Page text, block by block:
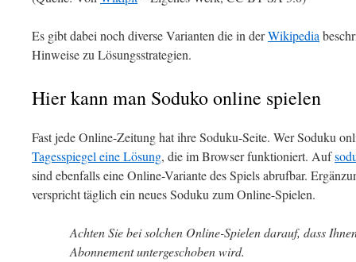
Es gibt dabei noch diverse Varianten die in derWikipedia
Hinweise zu Lösungsstrategien.
Hier kann man Soduko online spielen
Fast jede Online-Zeitung hat ihre Soduku-Seite. Wer Soduku
Tagesspiegel eine Lösung, die im Browser funktioniert. Auf
sind ebenfalls eine Online-Variante des Spiels abrufbar.
verspricht täglich ein neues Soduku zum Online-Spielen.
Achten Sie bei solchen Online-Spielen darauf, dass
Abonnement untergeschoben wird.